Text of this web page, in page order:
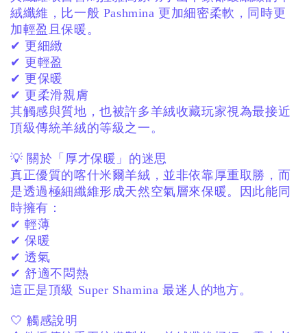
絨纖維， 比一般 Pashmina 更加細密柔軟， 同時更
加輕盈且保暖。
✔ 更細緻
✔ 更輕盈
✔ 更保暖
✔ 更柔滑親膚
其觸感與質地，也被許多羊絨收藏玩家視為最接近
頂級傳統羊絨的等級之一。
💡 關於「厚才保暖」的迷思
真正優質的喀什米爾羊絨， 並非依靠厚重取勝， 而
是透過極細纖維形成天然空氣層來保暖。
因此能同
時擁有：
✔ 輕薄
✔ 保暖
✔ 透氣
✔ 舒適不悶熱
這正是頂級 Super Shamina 最迷人的地方。
🤍 觸感說明